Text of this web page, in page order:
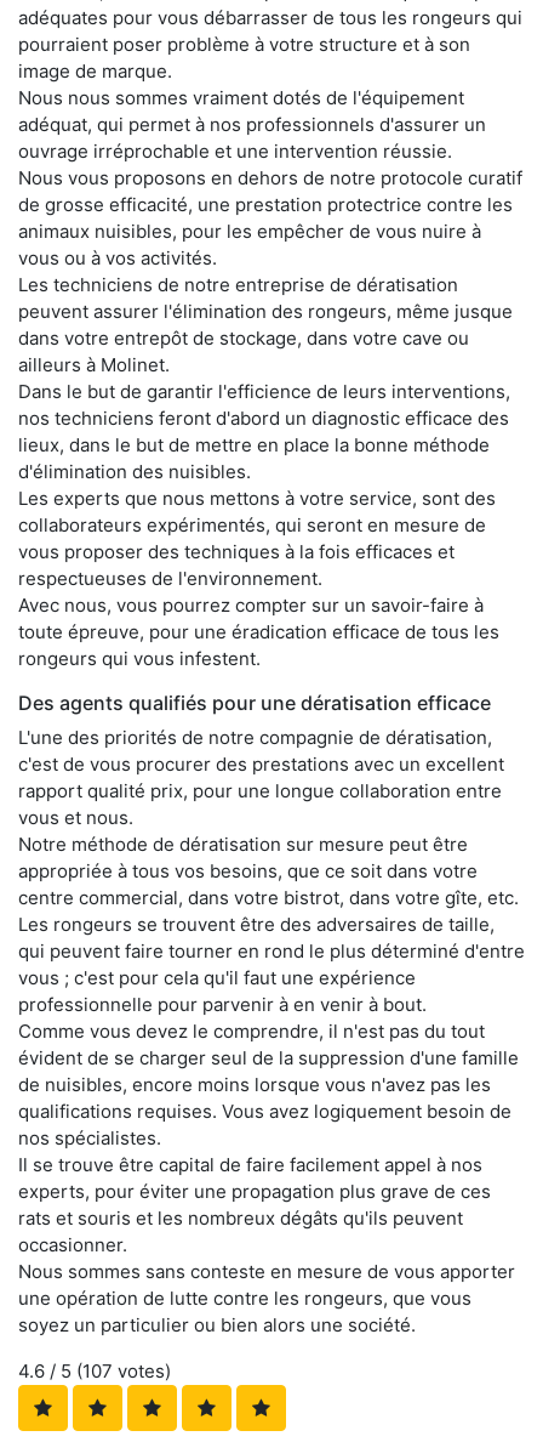
adéquates pour vous débarrasser de tous les rongeurs qui
pourraient poser problème à votre structure et à son
image de marque.
Nous nous sommes vraiment dotés de l'équipement
adéquat, qui permet à nos professionnels d'assurer un
ouvrage irréprochable et une intervention réussie.
Nous vous proposons en dehors de notre protocole curatif
de grosse efficacité, une prestation protectrice contre les
animaux nuisibles, pour les empêcher de vous nuire à
vous ou à vos activités.
Les techniciens de notre entreprise de dératisation
peuvent assurer l'élimination des rongeurs, même jusque
dans votre entrepôt de stockage, dans votre cave ou
ailleurs à Molinet.
Dans le but de garantir l'efficience de leurs interventions,
nos techniciens feront d'abord un diagnostic efficace des
lieux, dans le but de mettre en place la bonne méthode
d'élimination des nuisibles.
Les experts que nous mettons à votre service, sont des
collaborateurs expérimentés, qui seront en mesure de
vous proposer des techniques à la fois efficaces et
respectueuses de l'environnement.
Avec nous, vous pourrez compter sur un savoir-faire à
toute épreuve, pour une éradication efficace de tous les
rongeurs qui vous infestent.
Des agents qualifiés pour une dératisation efficace
L'une des priorités de notre compagnie de dératisation,
c'est de vous procurer des prestations avec un excellent
rapport qualité prix, pour une longue collaboration entre
vous et nous.
Notre méthode de dératisation sur mesure peut être
appropriée à tous vos besoins, que ce soit dans votre
centre commercial, dans votre bistrot, dans votre gîte, etc.
Les rongeurs se trouvent être des adversaires de taille,
qui peuvent faire tourner en rond le plus déterminé d'entre
vous ; c'est pour cela qu'il faut une expérience
professionnelle pour parvenir à en venir à bout.
Comme vous devez le comprendre, il n'est pas du tout
évident de se charger seul de la suppression d'une famille
de nuisibles, encore moins lorsque vous n'avez pas les
qualifications requises. Vous avez logiquement besoin de
nos spécialistes.
Il se trouve être capital de faire facilement appel à nos
experts, pour éviter une propagation plus grave de ces
rats et souris et les nombreux dégâts qu'ils peuvent
occasionner.
Nous sommes sans conteste en mesure de vous apporter
une opération de lutte contre les rongeurs, que vous
soyez un particulier ou bien alors une société.
4.6 / 5 (107 votes)